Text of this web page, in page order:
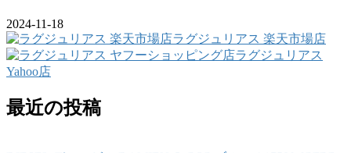
2024-11-18
ラグジュリアス 楽天市場店
ラグジュリアス
Yahoo店
最近の投稿